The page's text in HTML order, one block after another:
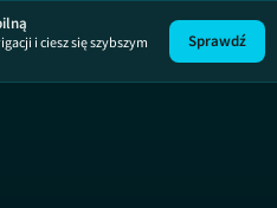
Bimbrownicy
i ciesz się szybszym
Sprawdź